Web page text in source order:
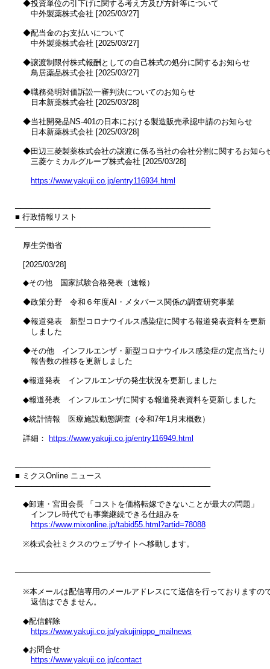
◆投資単位の引下げに関する考え方及び方針等について
中外製薬株式会社 [2025/03/27]
◆配当金のお支払いについて
中外製薬株式会社 [2025/03/27]
◆譲渡制限付株式報酬としての自己株式の処分に関するお知らせ
鳥居薬品株式会社 [2025/03/27]
◆職務発明対価訴訟一審判決についてのお知らせ
日本新薬株式会社 [2025/03/28]
◆当社開発品NS-401の日本における製造販売承認申請のお知らせ
日本新薬株式会社 [2025/03/28]
◆田辺三菱製薬株式会社の譲渡に係る当社の会社分割に関するお知ら
三菱ケミカルグループ株式会社 [2025/03/28]
https://www.yakuji.co.jp/entry116934.html
────────────────────────────────────
■ 行政情報リスト
────────────────────────────────────
厚生労働省
[2025/03/28]
◆その他　国家試験合格発表（速報）
◆政策分野　令和６年度AI・メタバース関係の調査研究事業
◆報道発表　新型コロナウイルス感染症に関する報道発表資料を更新
しました
◆その他　インフルエンザ・新型コロナウイルス感染症の定点当たり
報告数の推移を更新しました
◆報道発表　インフルエンザの発生状況を更新しました
◆報道発表　インフルエンザに関する報道発表資料を更新しました
◆統計情報　医療施設動態調査（令和7年1月末概数）
詳細： https://www.yakuji.co.jp/entry116949.html
────────────────────────────────────
■ ミクスOnline ニュース
────────────────────────────────────
◆卸連・宮田会長 「コストを価格転嫁できないことが最大の問題」
インフレ時代でも事業継続できる仕組みを
https://www.mixonline.jp/tabid55.html?artid=78088
※株式会社ミクスのウェブサイトへ移動します。
────────────────────────────────────
※本メールは配信専用のメールアドレスにて送信を行っておりますの
返信はできません。
◆配信解除
https://www.yakuji.co.jp/yakujinippo_mailnews
◆お問合せ
https://www.yakuji.co.jp/contact